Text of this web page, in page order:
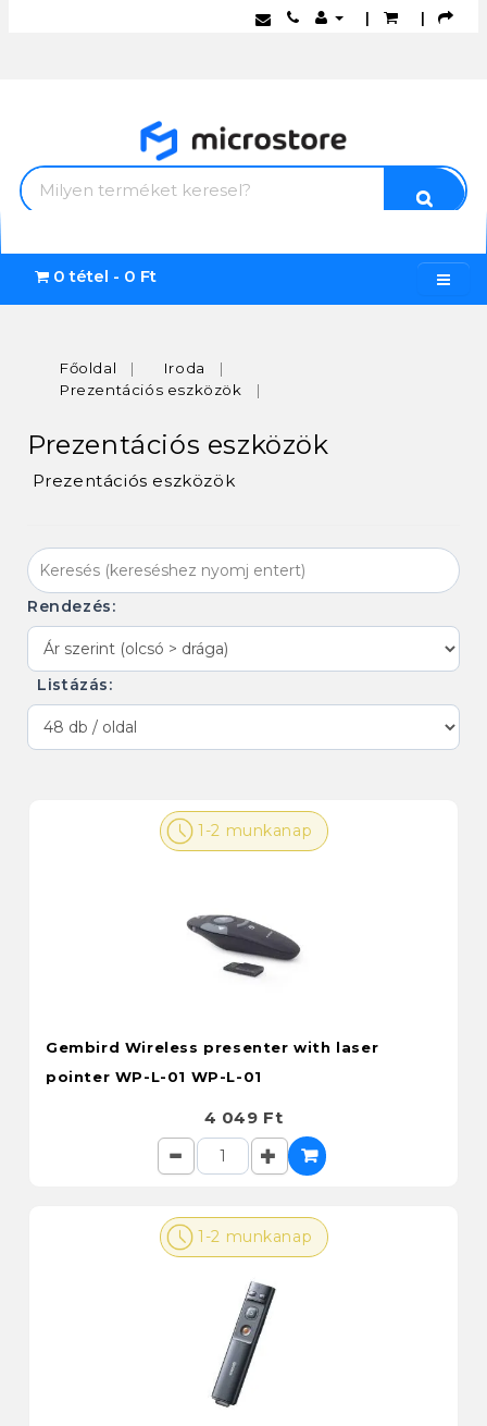
| |
0 tétel - 0 Ft
Főoldal
Iroda
Prezentációs eszközök
Prezentációs eszközök
Prezentációs eszközök
Rendezés:
Listázás:
1-2 munkanap
Gembird Wireless presenter with laser
pointer WP-L-01 WP-L-01
4 049 Ft
1-2 munkanap